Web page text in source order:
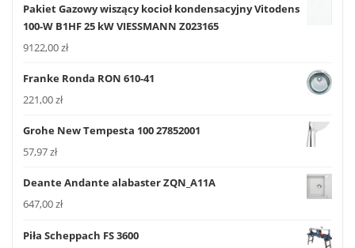
Pakiet Gazowy wiszący kocioł kondensacyjny Vitodens
100-W B1HF 25 kW VIESSMANN Z023165
9122,00zł
Franke Ronda RON 610-41
221,00zł
Grohe New Tempesta 100 27852001
57,97zł
Deante Andante alabaster ZQN_A11A
647,00zł
Piła Scheppach FS 3600